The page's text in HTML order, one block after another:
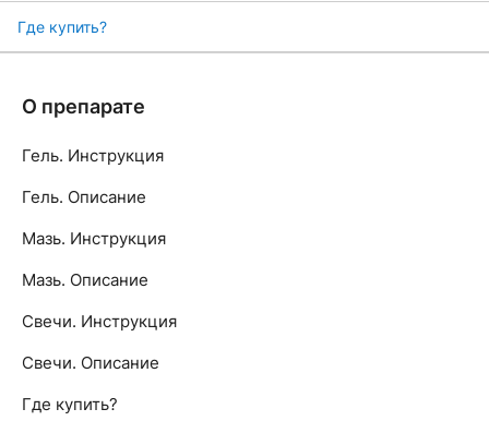
Где купить?
О препарате
Гель. Инструкция
Гель. Описание
Мазь. Инструкция
Мазь. Описание
Свечи. Инструкция
Свечи. Описание
Где купить?